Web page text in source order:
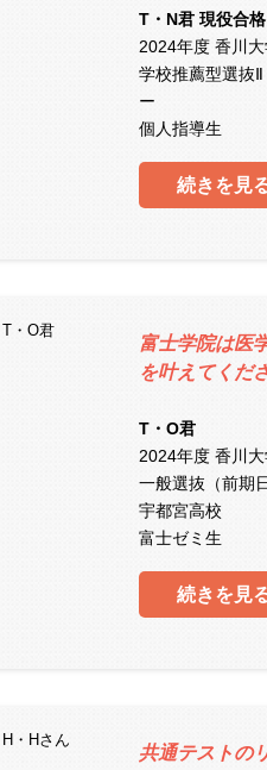
T・N君 現役合格
2024年度 香川
学校推薦型選抜Ⅱ
ー
個人指導生
続きを見
富士学院は医
を叶えてくだ
T・O君
2024年度 香川
一般選抜（前期
宇都宮高校
富士ゼミ生
続きを見
共通テストの